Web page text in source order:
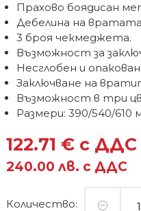
Прахово боядисан
Дебелина на
3 броя чекмеджета.
Възможност за
Несглобен и
Заключване на
Възможност в три
Размери: 390/540/610
122.71 € с ДДС
240.00 лв. с ДДС
Количество: